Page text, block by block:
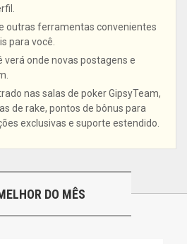
outras ferramentas convenientes
para você.
verá onde novas postagens e
nas salas de poker GipsyTeam,
de rake, pontos de bônus para
exclusivas e suporte estendido.
DO MÊS